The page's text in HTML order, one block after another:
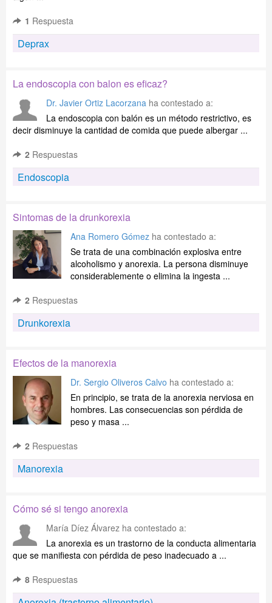
1 Respuesta
Deprax
La endoscopia con balon es eficaz?
Dr. Javier Ortiz Lacorzana ha contestado a:
La endoscopia con balón es un método restrictivo, es
decir disminuye la cantidad de comida que puede albergar ...
2 Respuestas
Endoscopia
Sintomas de la drunkorexia
Ana Romero Gómez ha contestado a:
Se trata de una combinación explosiva entre
alcoholismo y anorexia. La persona disminuye
considerablemente o elimina la ingesta ...
2 Respuestas
Drunkorexia
Efectos de la manorexia
Dr. Sergio Oliveros Calvo ha contestado a:
En principio, se trata de la anorexia nerviosa en
hombres. Las consecuencias son pérdida de
peso y masa ...
2 Respuestas
Manorexia
Cómo sé si tengo anorexia
María Díez Álvarez ha contestado a:
La anorexia es un trastorno de la conducta alimentaria
que se manifiesta con pérdida de peso inadecuado a ...
8 Respuestas